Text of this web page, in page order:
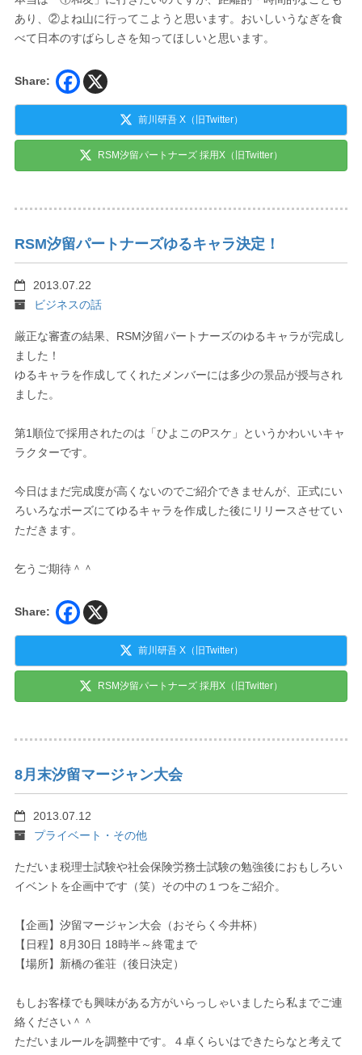
あり、②よね山に行ってこようと思います。おいしいうなぎを食
べて日本のすばらしさを知ってほしいと思います。
Share:
前川研吾 X（旧Twitter）
RSM汐留パートナーズ 採用X（旧Twitter）
RSM汐留パートナーズゆるキャラ決定！
2013.07.22
ビジネスの話
厳正な審査の結果、RSM汐留パートナーズのゆるキャラが完成し
ました！
ゆるキャラを作成してくれたメンバーには多少の景品が授与され
ました。
第1順位で採用されたのは「ひよこのPスケ」というかわいいキャ
ラクターです。
今日はまだ完成度が高くないのでご紹介できませんが、正式にい
ろいろなポーズにてゆるキャラを作成した後にリリースさせてい
ただきます。
乞うご期待＾＾
Share:
前川研吾 X（旧Twitter）
RSM汐留パートナーズ 採用X（旧Twitter）
8月末汐留マージャン大会
2013.07.12
プライベート・その他
ただいま税理士試験や社会保険労務士試験の勉強後におもしろい
イベントを企画中です（笑）その中の１つをご紹介。
【企画】汐留マージャン大会（おそらく今井杯）
【日程】8月30日 18時半～終電まで
【場所】新橋の雀荘（後日決定）
もしお客様でも興味がある方がいらっしゃいましたら私までご連
絡ください＾＾
ただいまルールを調整中です。４卓くらいはできたらなと考えて